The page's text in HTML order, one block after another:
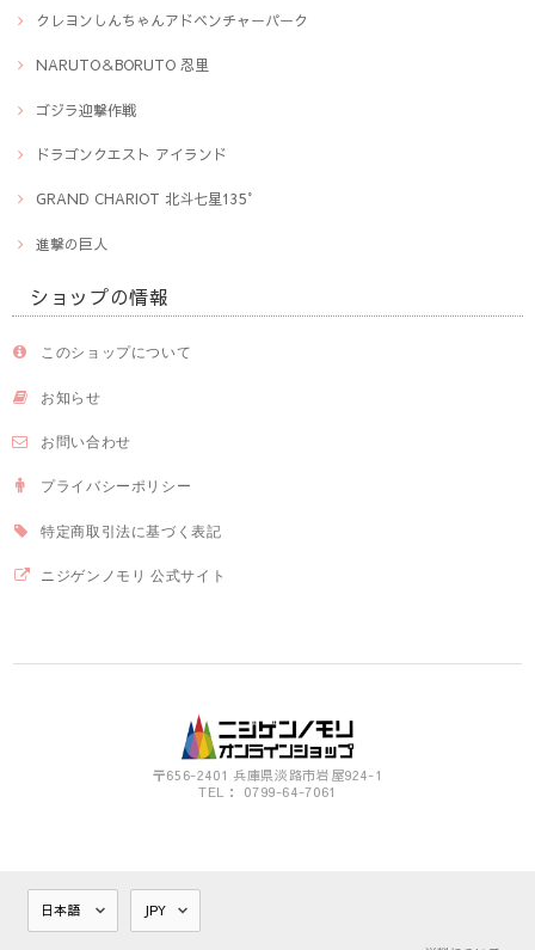
クレヨンしんちゃんアドベンチャーパーク
NARUTO＆BORUTO 忍里
ゴジラ迎撃作戦
ドラゴンクエスト アイランド
GRAND CHARIOT 北斗七星135°
進撃の巨人
ショップの情報
このショップについて
お知らせ
お問い合わせ
プライバシーポリシー
特定商取引法に基づく表記
ニジゲンノモリ 公式サイト
〒656-2401 兵庫県淡路市岩屋924-1
TEL： 0799-64-7061